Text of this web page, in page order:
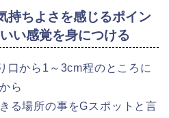
持ちよさを感じるポイン
い感覚を身につける
口から1～3cm程のところに
ら
る場所の事をGスポットと言